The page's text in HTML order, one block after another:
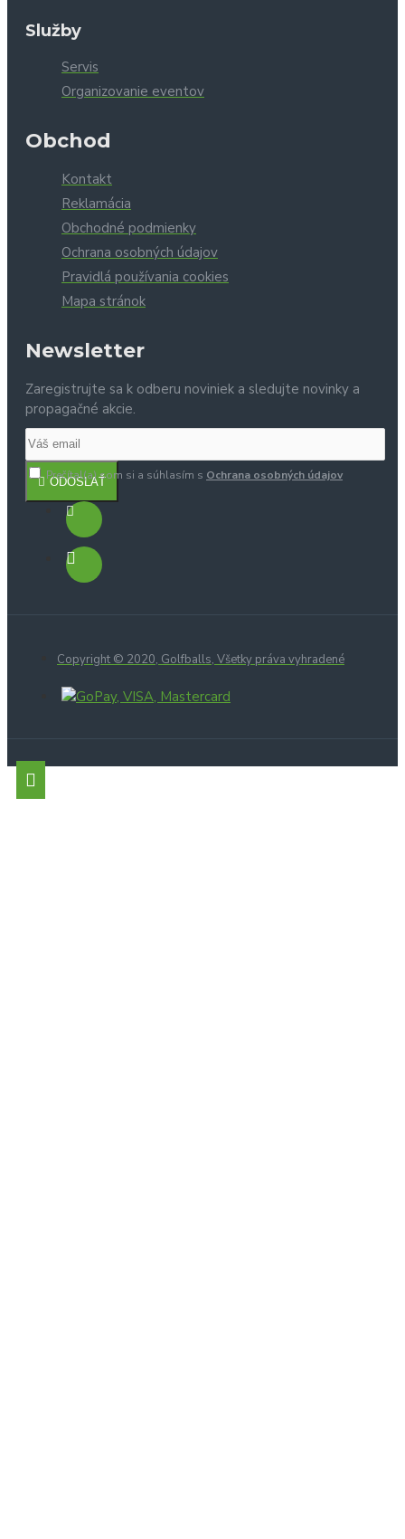
Služby
Servis
Organizovanie eventov
Obchod
Kontakt
Reklamácia
Obchodné podmienky
Ochrana osobných údajov
Pravidlá používania cookies
Mapa stránok
Newsletter
Zaregistrujte sa k odberu noviniek a sledujte novinky a
propagačné akcie.
ODOSLAŤ
Prečítal(a) som si a súhlasím s Ochrana osobných údajov
Copyright © 2020, Golfballs, Všetky práva vyhradené